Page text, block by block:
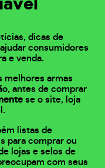
dicas de
consumidores
e venda.
melhores armas
antes de comprar
se o site, loja
listas de
para comprar ou
lojas e selos de
com seus